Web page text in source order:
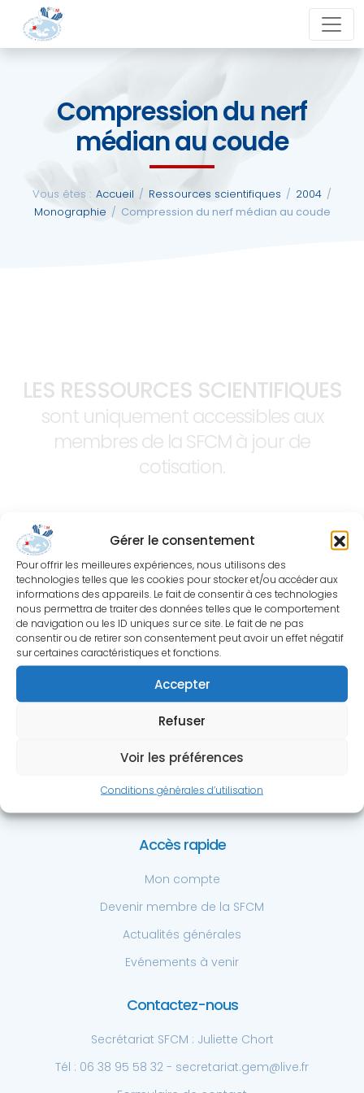
Gérer le consentement
Pour offrir les meilleures expériences, nous utilisons des
technologies telles que les cookies pour stocker et/ou accéder aux
informations des appareils. Le fait de consentir à ces technologies
nous permettra de traiter des données telles que le comportement
de navigation ou les ID uniques sur ce site. Le fait de ne pas
consentir ou de retirer son consentement peut avoir un effet négatif
sur certaines caractéristiques et fonctions.
Accepter
Refuser
Voir les préférences
Conditions générales d’utilisation
Compression du nerf
médian au coude
Vous êtes : Accueil / Ressources scientifiques / 2004 /
Monographie / Compression du nerf médian au coude
LES RESSOURCES SCIENTIFIQUES
sont uniquement accessibles aux
membres de la SFCM à jour de
cotisation.
Société Française de
Centre Hospitalier Privé St. Grégoire
Tél: +33 6 38 95 58 32
Accès rapide
Mon compte
Devenir membre de la SFCM
Actualités générales
Evénements à venir
Contactez-nous
Secrétariat SFCM : Juliette Chort
Tél : 06 38 95 58 32 - secretariat.gem@live.fr
close
Actualités